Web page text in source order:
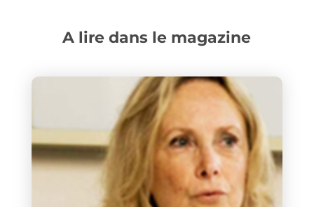
A lire dans le magazine